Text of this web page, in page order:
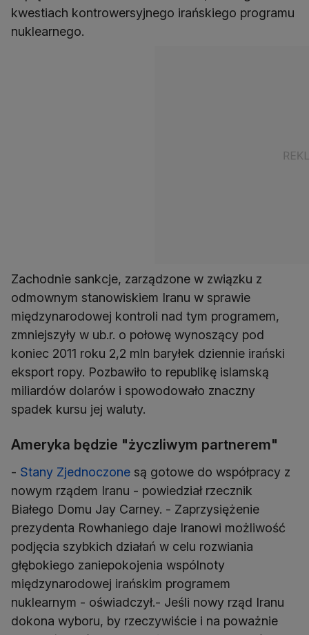
kwestiach kontrowersyjnego irańskiego programu
nuklearnego.
Zachodnie sankcje, zarządzone w związku z
odmownym stanowiskiem Iranu w sprawie
międzynarodowej kontroli nad tym programem,
zmniejszyły w ub.r. o połowę wynoszący pod
koniec 2011 roku 2,2 mln baryłek dziennie irański
eksport ropy. Pozbawiło to republikę islamską
miliardów dolarów i spowodowało znaczny
spadek kursu jej waluty.
Ameryka będzie "życzliwym partnerem"
- Stany Zjednoczone są gotowe do współpracy z
nowym rządem Iranu - powiedział rzecznik
Białego Domu Jay Carney. - Zaprzysiężenie
prezydenta Rowhaniego daje Iranowi możliwość
podjęcia szybkich działań w celu rozwiania
głębokiego zaniepokojenia wspólnoty
międzynarodowej irańskim programem
nuklearnym - oświadczył.- Jeśli nowy rząd Iranu
dokona wyboru, by rzeczywiście i na poważnie